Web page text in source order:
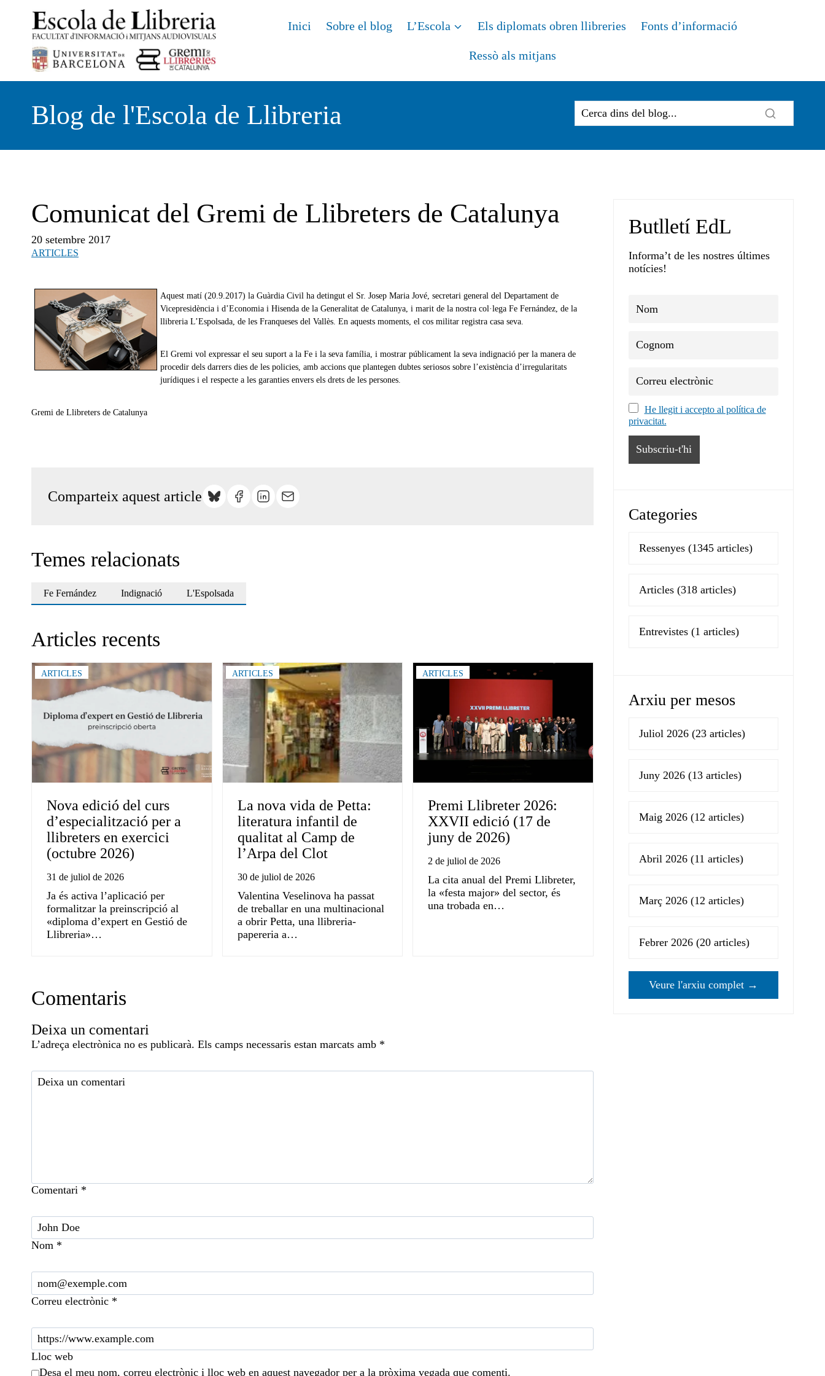
contingut
Inici Sobre el blog L’Escola Els diplomats obren llibreries Fonts d’informació
Ressò als mitjans
Blog de l'Escola de Llibreria
Comunicat del Gremi de Llibreters de Catalunya
20 setembre 2017
ARTICLES
Aquest matí (20.9.2017) la Guàrdia Civil ha detingut el Sr. Josep Maria Jové, secretari general del Departament de
Vicepresidència i d’Economia i Hisenda de la Generalitat de Catalunya, i marit de la nostra col·lega Fe Fernández, de la
llibreria L’Espolsada, de les Franqueses del Vallès. En aquests moments, el cos militar registra casa seva.
El Gremi vol expressar el seu suport a la Fe i la seva família, i mostrar públicament la seva indignació per la manera de
procedir dels darrers dies de les policies, amb accions que plantegen dubtes seriosos sobre l’existència d’irregularitats
jurídiques i el respecte a les garanties envers els drets de les persones.
Gremi de Llibreters de Catalunya
Comparteix aquest article
Temes relacionats
Fe Fernández Indignació L'Espolsada
Articles recents
ARTICLES
Nova edició del curs
d’especialització per a
llibreters en exercici
(octubre 2026)
31 de juliol de 2026
Ja és activa l’aplicació per
formalitzar la preinscripció al
«diploma d’expert en Gestió de
Llibreria»…
ARTICLES
La nova vida de Petta:
literatura infantil de
qualitat al Camp de
l’Arpa del Clot
30 de juliol de 2026
Valentina Veselinova ha passat
de treballar en una multinacional
a obrir Petta, una llibreria-
papereria a…
ARTICLES
Premi Llibreter 2026:
XXVII edició (17 de
juny de 2026)
2 de juliol de 2026
La cita anual del Premi Llibreter,
la «festa major» del sector, és
una trobada en…
Comentaris
Deixa un comentari
L’adreça electrònica no es publicarà. Els camps necessaris estan marcats amb *
Comentari *
Nom *
Correu electrònic *
Lloc web
Desa el meu nom, correu electrònic i lloc web en aquest navegador per a la pròxima vegada que comenti.
Butlletí EdL
Informa’t de les nostres últimes
notícies!
He llegit i accepto al política de
privacitat.
Categories
Ressenyes (1345 articles)
Articles (318 articles)
Entrevistes (1 articles)
Arxiu per mesos
Juliol 2026 (23 articles)
Juny 2026 (13 articles)
Maig 2026 (12 articles)
Abril 2026 (11 articles)
Març 2026 (12 articles)
Febrer 2026 (20 articles)
Veure l'arxiu complet →